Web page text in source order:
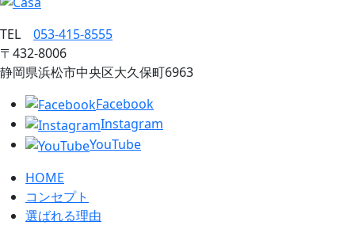
TEL 053‐415‐8555
〒432‐8006
静岡県浜松市中央区大久保町6963
Facebook
Instagram
YouTube
HOME
コンセプト
選ばれる理由